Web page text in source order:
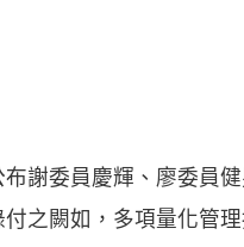
謝委員慶輝、廖委員
之闕如，多項量化管